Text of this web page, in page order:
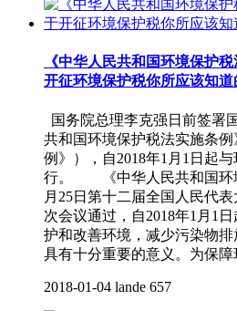
《中华人民共和国环境保护
开征环境保护税你所应该知
国务院总理李克强日前签署
共和国环境保护税法实施条
例》），自2018年1月1日起
行。 《中华人民共和国环
月25日第十二届全国人民代
次会议通过，自2018年1月1
护和改善环境，减少污染物排
具有十分重要的意义。为保
2018-01-04 lande 657